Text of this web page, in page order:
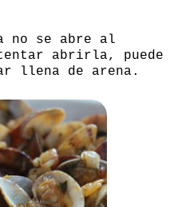
no se abre al
abrirla, puede
llena de arena.